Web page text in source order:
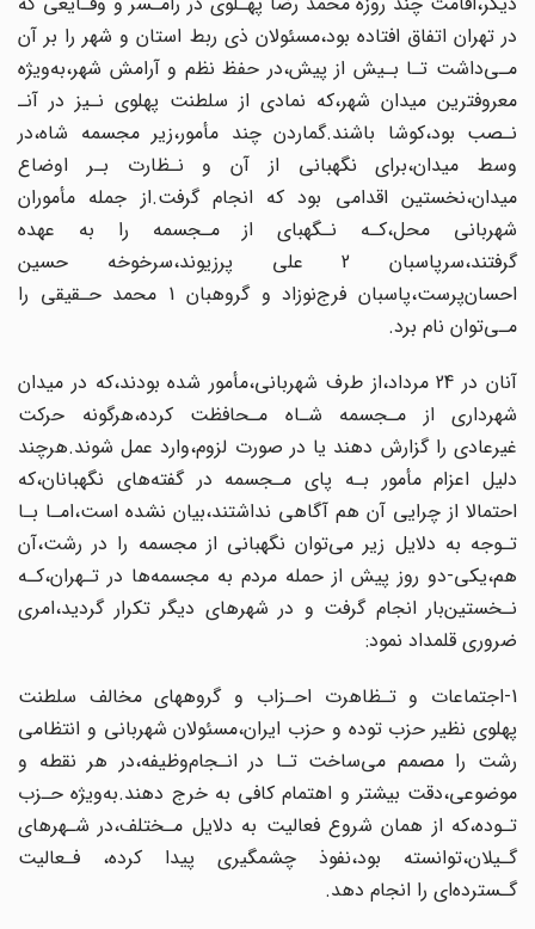
در تهران اتفاق افتاده بود،مسئولان ذی ربط‌ استان‌ و شهر را بر آن‌
مـی‌داشت‌ تـا بـیش از پیش،در حفظ نظم و آرامش شهر،به‌ویژه
معروفترین میدان شهر،که نمادی از سلطنت پهلوی نـیز در آنـ‌
نـصب بود،کوشا باشند.گماردن چند مأمور،زیر مجسمه‌ شاه‌،در
وسط میدان،برای نگهبانی‌ از آن و نـظارت بـر اوضاع
میدان،نخستین اقدامی بود که انجام گرفت.از جمله مأموران‌
شهربانی محل،کـه نـگهبای از مـجسمه را به عهده
گرفتند‌،سرپاسبان‌ 2 علی پرزیوند‌،سرخوخه‌ حسین
احسان‌پرست،پاسبان فرج‌نوزاد و گروهبان 1 محمد حـقیقی را
مـی‌توان نام برد.
آنان در 24 مرداد،از‌ طرف شهربانی،مأمور شده بودند،که در میدان
شهرداری از مـجسمه‌‌ شـاه‌ مـحافظت‌ کرده،هرگونه حرکت
غیرعادی را گزارش دهند یا در صورت لزوم،وارد عمل‌ شوند.هرچند
دلیل اعزام ‌‌مأمور‌ بـه پای مـجسمه در گفته‌های نگهبانان،که
احتمالا از چرایی آن هم آگاهی‌ نداشتند‌،بیان‌ نشده است،امـا بـا
تـوجه به دلایل زیر می‌توان نگهبانی از مجسمه را در رشت‌،آن
هم،یکی-دو روز پیش از حمله مردم به مجسمه‌ها در تـهران‌،کـه
نـخستین‌بار انجام‌ گرفت‌ و در‌ شهرهای دیگر تکرار گردید،امری
ضروری قلمداد نمود:
1-اجتماعات و تـظاهرت احـزاب و گروههای مخالف سلطنت
پهلوی نظیر حزب توده و حزب ایران،مسئولان شهربانی و انتظامی
رشت را مصمم می‌ساخت تـا در انـجام‌وظیفه،در‌ هر نقطه و
موضوعی،دقت بیشتر و اهتمام کافی به خرج دهند.به‌ویژه حـزب
تـوده،که از همان‌ شروع فعالیت به دلایل مـختلف،در شـهرهای
گـیلان،توانسته بود،نفوذ چشمگیری پیدا کرده، فـعالیت‌
گـسترده‌ای‌ را انجام دهد.